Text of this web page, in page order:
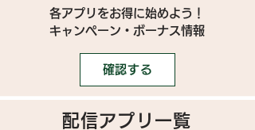
各アプリをお得に始めよう！
キャンペーン・ボーナス情報
確認する
配信アプリ一覧